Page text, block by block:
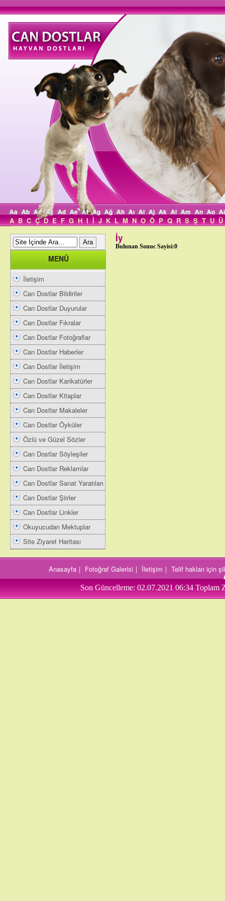
Aa Ab Ac Aç Ad Ae Af Ag Ağ Ah Aı Ai Aj Ak Al Am An Ao
A B C Ç D E F G H I İ J K L M N O Ö P Q R S Ş T U Ü
MENÜ
İletişim
Can Dostlar Bildiriler
Can Dostlar Duyurular
Can Dostlar Fıkralar
Can Dostlar Fotoğraflar
Can Dostlar Haberler
Can Dostlar İletişim
Can Dostlar Karikatürler
Can Dostlar Kitaplar
Can Dostlar Makaleler
Can Dostlar Öyküler
Özlü ve Güzel Sözler
Can Dostlar Söyleşiler
Can Dostlar Reklamlar
Can Dostlar Sanat Yaratıları
Can Dostlar Şiirler
Can Dostlar Linkler
Okuyucudan Mektuplar
Site Ziyaret Haritası
İy
Bulunan Sonuc Sayisi:0
Anasayfa | Fotoğraf Galerisi | İletişim | Telif hakları için
Son Güncelleme: 02.07.2021 06:34 Toplam